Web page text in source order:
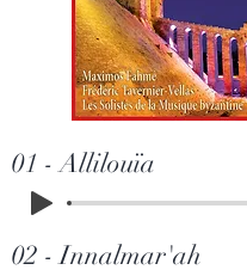
01 - Allilouïa
02 - Innalmar'ah